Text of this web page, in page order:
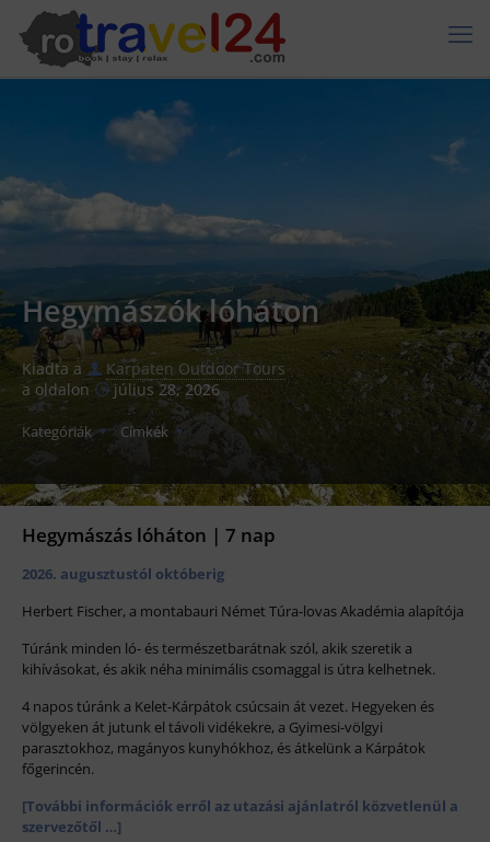
Hegymászók lóháton
Kiadta a
Karpaten Outdoor Tours
a oldalon
július 28, 2026
Kategóriák Címkék
Hegymászás lóháton | 7 nap
2026. augusztustól októberig
Herbert Fischer, a montabauri Német Túra-lovas Akadémia alapítója
Túránk minden ló- és természetbarátnak szól, akik szeretik a
kihívásokat, és akik néha minimális csomaggal is útra kelhetnek.
4 napos túránk a Kelet-Kárpátok csúcsain át vezet. Hegyeken és
völgyeken át jutunk el távoli vidékekre, a Gyimesi-völgyi
parasztokhoz, magányos kunyhókhoz, és átkelünk a Kárpátok
főgerincén.
[További információk erről az utazási ajánlatról közvetlenül a
szervezőtől …]